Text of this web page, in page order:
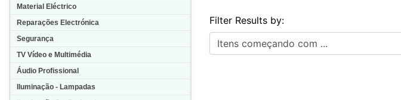
Material Eléctrico
Reparações Electrónica
Segurança
TV Vídeo e Multimédia
Áudio Profissional
Iluminação - Lampadas
Filter Results by:
Itens começando com ...